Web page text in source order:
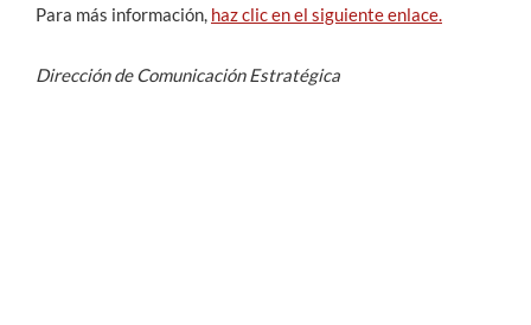
Para más información, haz clic en el siguiente enlace.
Dirección de Comunicación Estratégica